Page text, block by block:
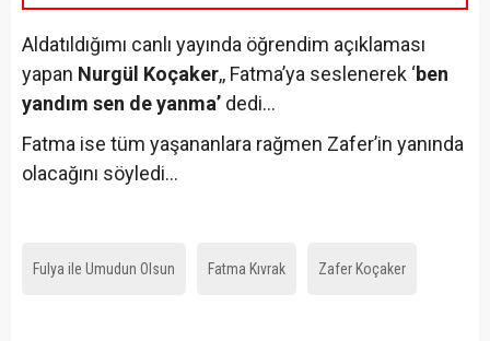
Aldatıldığımı canlı yayında öğrendim açıklaması
yapan Nurgül Koçaker,, Fatma’ya seslenerek ‘ben
yandım sen de yanma’ dedi…
Fatma ise tüm yaşananlara rağmen Zafer’in yanında
olacağını söyledi...
Fulya ile Umudun Olsun Fatma Kıvrak Zafer Koçaker